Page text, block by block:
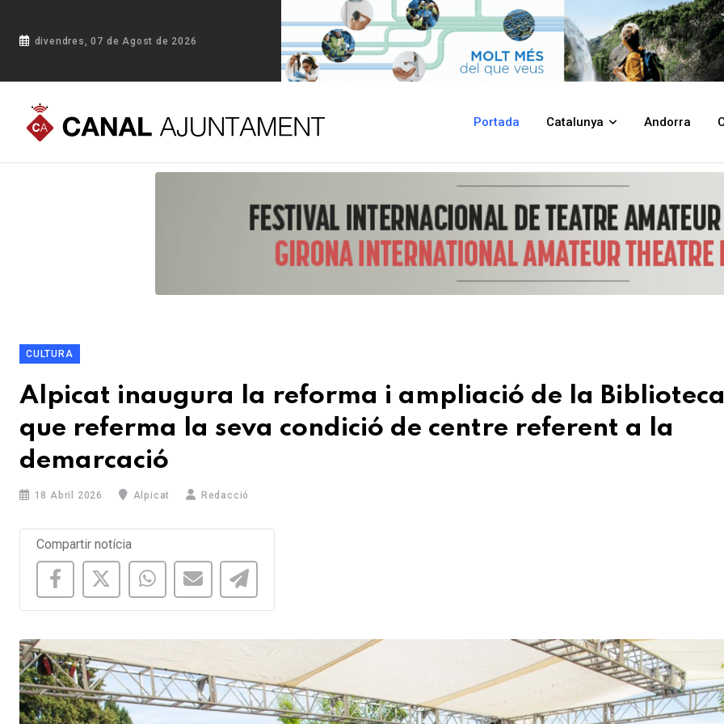
divendres, 07 de Agost de 2026
Portada Catalunya Andorra
Portada Blog Alpicat inaugura la reforma i ampliació de la Biblioteca, que referma la seva condició de centre referent a la
CULTURA
Alpicat inaugura la reforma i ampliació de la
que referma la seva condició de centre referent a la
demarcació
18 Abril 2026 Alpicat Redacció
Compartir notícia